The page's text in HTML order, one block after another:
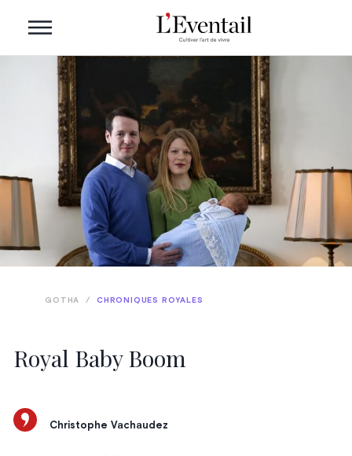
Royal Baby Boom
GOTHA / CHRONIQUES ROYALES
Christophe Vachaudez